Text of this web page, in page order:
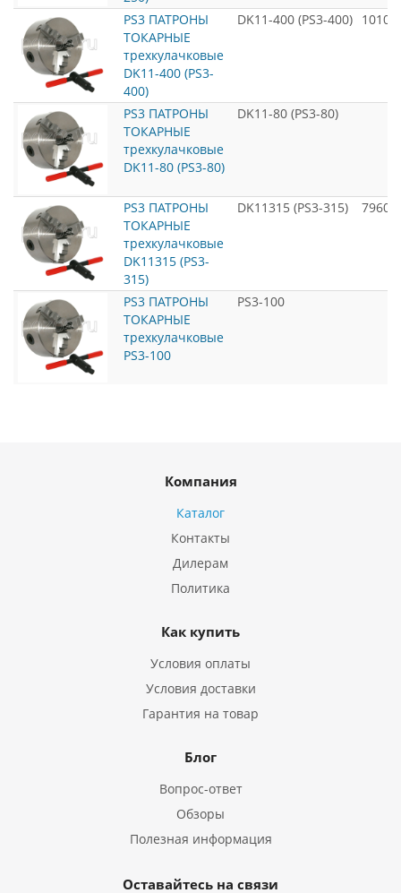
PS3 ПАТРОНЫ
ТОКАРНЫЕ
трехкулачковые
DK11-400 (PS3-
400)
DK11-400 (PS3-400)
PS3 ПАТРОНЫ
ТОКАРНЫЕ
трехкулачковые
DK11-80 (PS3-80)
DK11-80 (PS3-80)
PS3 ПАТРОНЫ
ТОКАРНЫЕ
трехкулачковые
DK11315 (PS3-
315)
DK11315 (PS3-315) 79600
PS3 ПАТРОНЫ
ТОКАРНЫЕ
трехкулачковые
PS3-100
PS3-100
Компания
Каталог
Контакты
Дилерам
Политика
Как купить
Условия оплаты
Условия доставки
Гарантия на товар
Блог
Вопрос-ответ
Обзоры
Полезная информация
Оставайтесь на связи